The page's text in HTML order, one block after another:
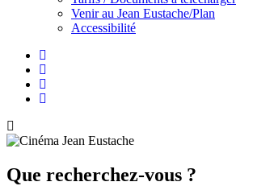
Venir au Jean Eustache/Plan
Accessibilité
Que recherchez-vous ?